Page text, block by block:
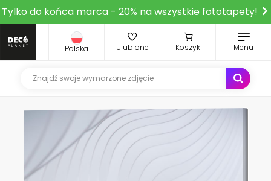
Tylko do końca marca - 20% na wszystkie fototapety!
Polska Ulubione Koszyk Menu